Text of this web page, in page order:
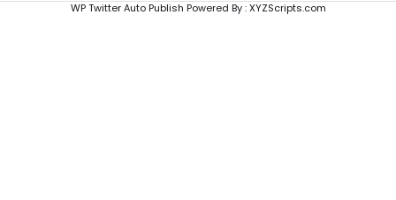
WP Twitter Auto Publish Powered By :XYZScripts.com